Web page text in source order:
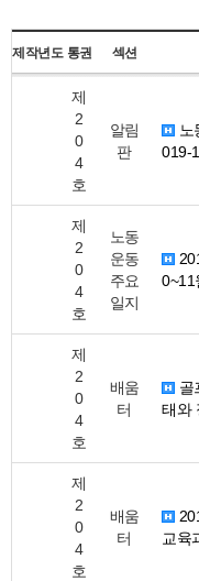
제작년도 통권 섹션
제
2
0
4
호
알림
판
노
019-
제
2
0
4
호
노동
운동
주요
일지
0~11
제
2
0
4
호
배움
터
골
태와
제
2
0
4
호
배움
터
교육